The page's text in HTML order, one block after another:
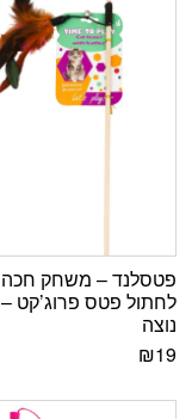
פטסלנד – משחק חכה
לחתול פטס פרוג’קט –
נוצה
₪19